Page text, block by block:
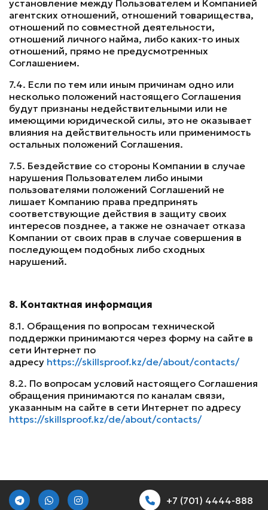
установление между Пользователем и Компанией
агентских отношений, отношений товарищества,
отношений по совместной деятельности,
отношений личного найма, либо каких-то иных
отношений, прямо не предусмотренных
Соглашением.
7.4. Если по тем или иным причинам одно или
несколько положений настоящего Соглашения
будут признаны недействительными или не
имеющими юридической силы, это не оказывает
влияния на действительность или применимость
остальных положений Соглашения.
7.5. Бездействие со стороны Компании в случае
нарушения Пользователем либо иными
пользователями положений Соглашений не
лишает Компанию права предпринять
соответствующие действия в защиту своих
интересов позднее, а также не означает отказа
Компании от своих прав в случае совершения в
последующем подобных либо сходных
нарушений.
8. Контактная информация
8.1. Обращения по вопросам технической
поддержки принимаются через форму на сайте в
сети Интернет по
адресу https://skillsproof.kz/de/about/contacts/
8.2. По вопросам условий настоящего Соглашения
обращения принимаются по каналам связи,
указанным на сайте в сети Интернет по адресу
https://skillsproof.kz/de/about/contacts/
+7 (701) 4444-888